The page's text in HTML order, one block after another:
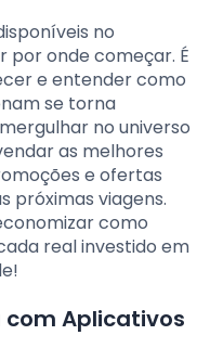
no
por onde começar. É
e entender como
se torna
no universo
as melhores
e ofertas
próximas viagens.
como
real investido em
Aplicativos